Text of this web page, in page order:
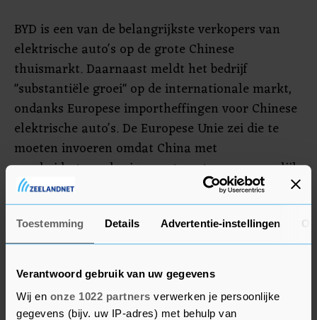
Toestemming Details Advertentie-instellingen
Verantwoord gebruik van uw gegevens
Wij en onze 1022 partners verwerken je persoonlijke
gegevens (bijv. uw IP-adres) met behulp van
BYD is een van de belangrijkste verkopers van
elektrische auto's op de grote Chinese
thuismarkt. Daarnaast meldt het bedrijf
"substantiële groei" op de internationale markt,
ondanks Europese importheffingen voor Chinese
elektrische auto's. De Europese Unie zei die te
moeten invoeren omdat China met
overheidssteun de eigen autosector een oneerlijk
concurrentievoordeel zou geven.